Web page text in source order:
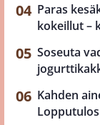
Paras
kokeillut –
Soseuta
Kahden